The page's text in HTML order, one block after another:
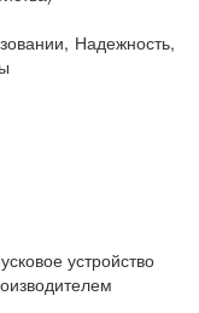
Надежность,
устройство